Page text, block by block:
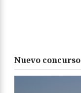
Nuevo concurso